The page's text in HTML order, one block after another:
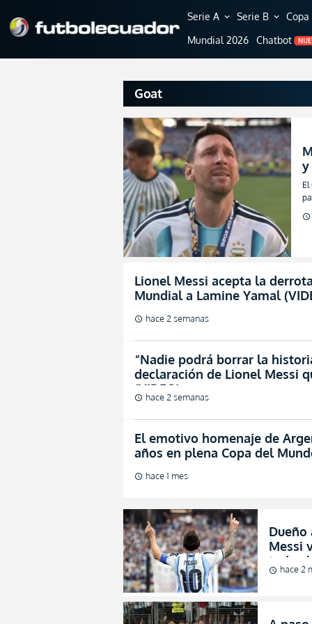
Serie A expand_more Serie B expand_more
Mundial 2026 Chatbot
Goat
y
El
schedule
Lionel Messi acepta la
Mundial a Lamine Yamal
schedule hace 2 semanas
“Nadie podrá borrar la
declaración de Lionel Messi
(VIDEO)
schedule hace 2 semanas
El emotivo homenaje de
años en plena Copa del
schedule hace 1 mes
Messi
todos
schedule hace 2